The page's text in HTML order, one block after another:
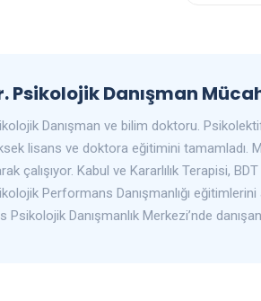
Psikolojik Danışman
Danışman ve bilim doktoru.
lisans ve doktora eğitimini tamamladı.
çalışıyor. Kabul ve Kararlılık Terapisi,
Performans Danışmanlığı eğitimlerini
Psikolojik Danışmanlık Merkezi’nde